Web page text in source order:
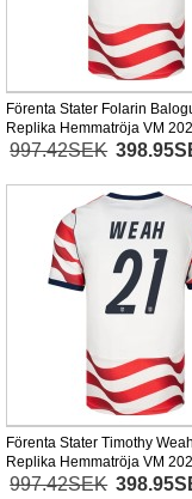
Förenta Stater Folarin
Replika Hemmatröja VM
Kortärmad
997.42SEK
Förenta Stater Timothy
Replika Hemmatröja VM
Kortärmad
997.42SEK